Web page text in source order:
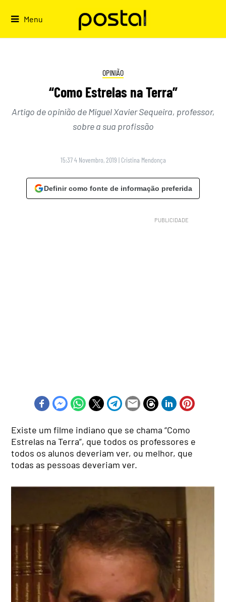
Menu
OPINIÃO
“Como Estrelas na Terra”
Artigo de opinião de Miguel Xavier Sequeira, professor,
sobre a sua profissão
15:37 4 Novembro, 2019 | Cristina Mendonça
Definir como fonte de informação preferida
Existe um filme indiano que se chama “Como
Estrelas na Terra”, que todos os professores e
todos os alunos deveriam ver, ou melhor, que
todas as pessoas deveriam ver.